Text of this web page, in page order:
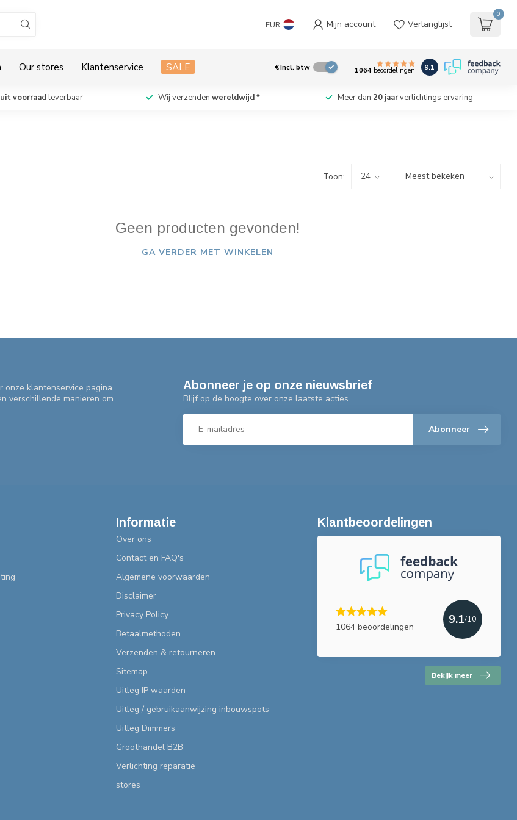
EUR Mijn account Verlanglijst
0
Our stores Klantenservice SALE €Incl. btw 1064beoordelingen 9.1
uit voorraadleverbaar Wij verzenden wereldwijd* Meer dan 20 jaarverlichtings ervaring
Toon:
Geen producten gevonden!
GA VERDER MET WINKELEN
klantenservice pagina.
verschillende manieren om
Abonneer je op onze nieuwsbrief
Blijf op de hoogte over onze laatste acties
Abonneer
Informatie
Over ons
Contact en FAQ's
Algemene voorwaarden
Disclaimer
Privacy Policy
Betaalmethoden
Verzenden & retourneren
Sitemap
Uitleg IP waarden
Uitleg / gebruikaanwijzing inbouwspots
Uitleg Dimmers
Groothandel B2B
Verlichting reparatie
stores
Klantbeoordelingen
1064 beoordelingen
9.1/10
Bekijk meer